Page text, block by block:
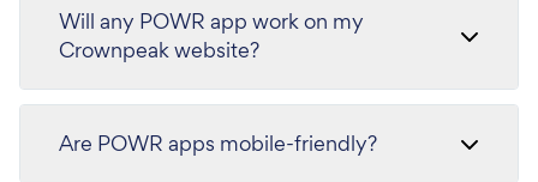
Will any POWR app work on my
Crownpeak website?
Are POWR apps mobile-friendly?